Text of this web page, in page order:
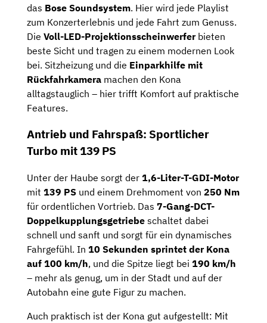
das Bose Soundsystem. Hier wird jede Playlist
zum Konzerterlebnis und jede Fahrt zum Genuss.
Die Voll-LED-Projektionsscheinwerferbieten
beste Sicht und tragen zu einem modernen Look
bei. Sitzheizung und die Einparkhilfe mit
Rückfahrkamera machen den Kona
alltagstauglich – hier trifft Komfort auf praktische
Features.
Antrieb und Fahrspaß: Sportlicher
Turbo mit 139 PS
Unter der Haube sorgt der 1,6-Liter-T-GDI-Motor
mit 139 PS und einem Drehmoment von 250 Nm
für ordentlichen Vortrieb. Das 7-Gang-DCT-
Doppelkupplungsgetriebe schaltet dabei
schnell und sanft und sorgt für ein dynamisches
Fahrgefühl. In 10 Sekunden sprintet der Kona
auf 100 km/h, und die Spitze liegt bei 190 km/h
– mehr als genug, um in der Stadt und auf der
Autobahn eine gute Figur zu machen.
Auch praktisch ist der Kona gut aufgestellt: Mit